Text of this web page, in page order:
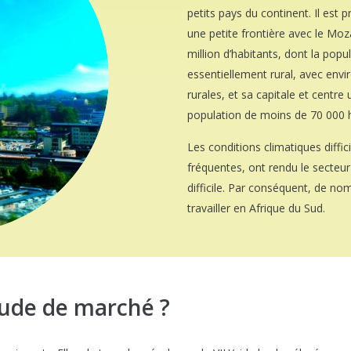
petits pays du continent. Il est
une petite frontière avec le
million d’habitants, dont la
essentiellement rural, avec
rurales, et sa capitale et centre
population de moins de 70 000
Les conditions climatiques
fréquentes, ont rendu le
difficile. Par conséquent, de
travailler en Afrique du Sud.
de marché ?